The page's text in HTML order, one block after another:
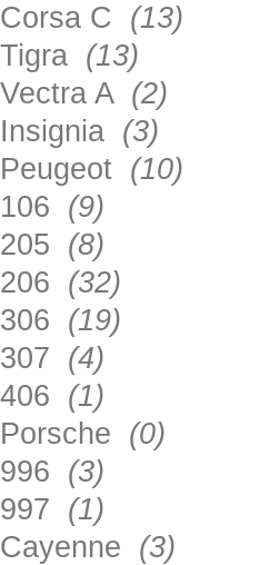
Corsa C (13)
Tigra (13)
Vectra A (2)
Insignia (3)
Peugeot (10)
106 (9)
205 (8)
206 (32)
306 (19)
307 (4)
406 (1)
Porsche (0)
996 (3)
997 (1)
Cayenne (3)